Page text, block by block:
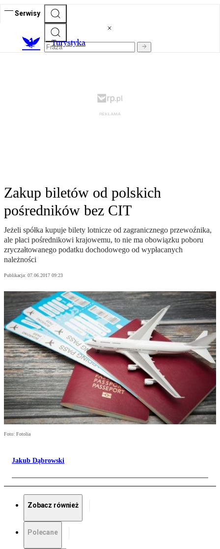
Serwisy
Turystyka
Zakup biletów od polskich
pośredników bez CIT
Jeżeli spółka kupuje bilety lotnicze od zagranicznego przewoźnika,
ale płaci pośrednikowi krajowemu, to nie ma obowiązku poboru
zryczałtowanego podatku dochodowego od wypłacanych
należności
Publikacja: 07.06.2017 09:23
Foto: Fotolia
Jakub Dąbrowski
Zobacz również
Polecane